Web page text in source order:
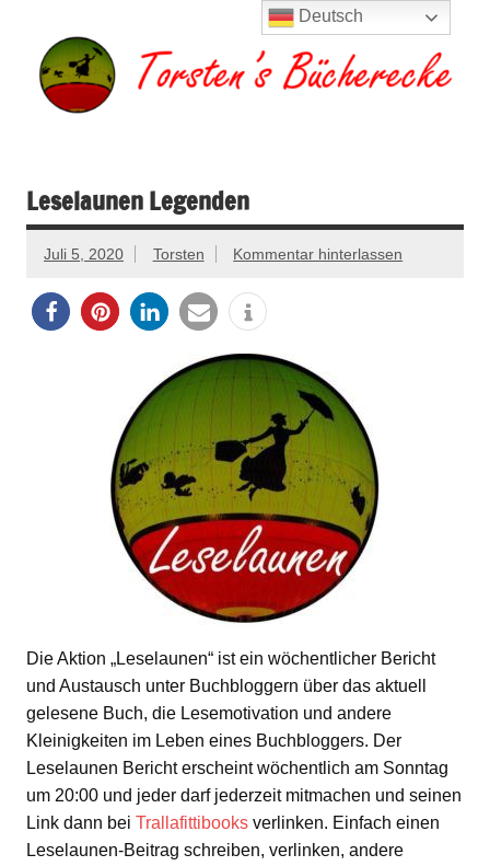
springen
Leselaunen Legenden
Juli 5, 2020 Torsten Kommentar hinterlassen
Die Aktion „Leselaunen“ ist ein wöchentlicher Bericht
und Austausch unter Buchbloggern über das aktuell
gelesene Buch, die Lesemotivation und andere
Kleinigkeiten im Leben eines Buchbloggers. Der
Leselaunen Bericht erscheint wöchentlich am Sonntag
um 20:00 und jeder darf jederzeit mitmachen und seinen
Link dann bei Trallafittibooks verlinken. Einfach einen
Leselaunen-Beitrag schreiben, verlinken, andere
Deutsch